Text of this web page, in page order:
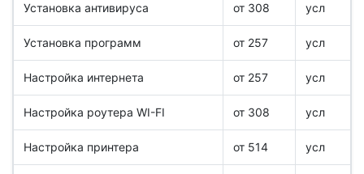
Установка антивируса от 308 усл
Установка программ от 257 усл
Настройка интернета от 257 усл
Настройка роутера WI-FI от 308 усл
Настройка принтера от 514 усл